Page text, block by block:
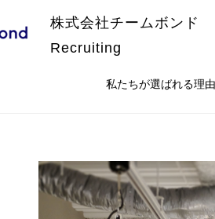
株式会社チームボンド
Recruiting
私たちが選ばれる理由